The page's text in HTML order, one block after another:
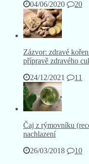
04/06/2020
20
Zázvor: zdravé
přípravě zdravého
24/12/2021
11
Čaj z rýmovníku
nachlazení
26/03/2018
10